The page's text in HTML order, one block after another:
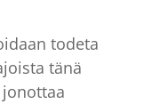
todeta
tänä